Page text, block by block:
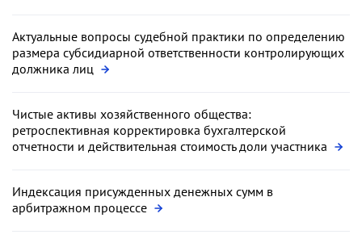
Актуальные вопросы судебной практики по определению
размера субсидиарной ответственности контролирующих
должника лиц
Чистые активы хозяйственного общества:
ретроспективная корректировка бухгалтерской
отчетности и действительная стоимость доли участника
Индексация присужденных денежных сумм в
арбитражном процессе